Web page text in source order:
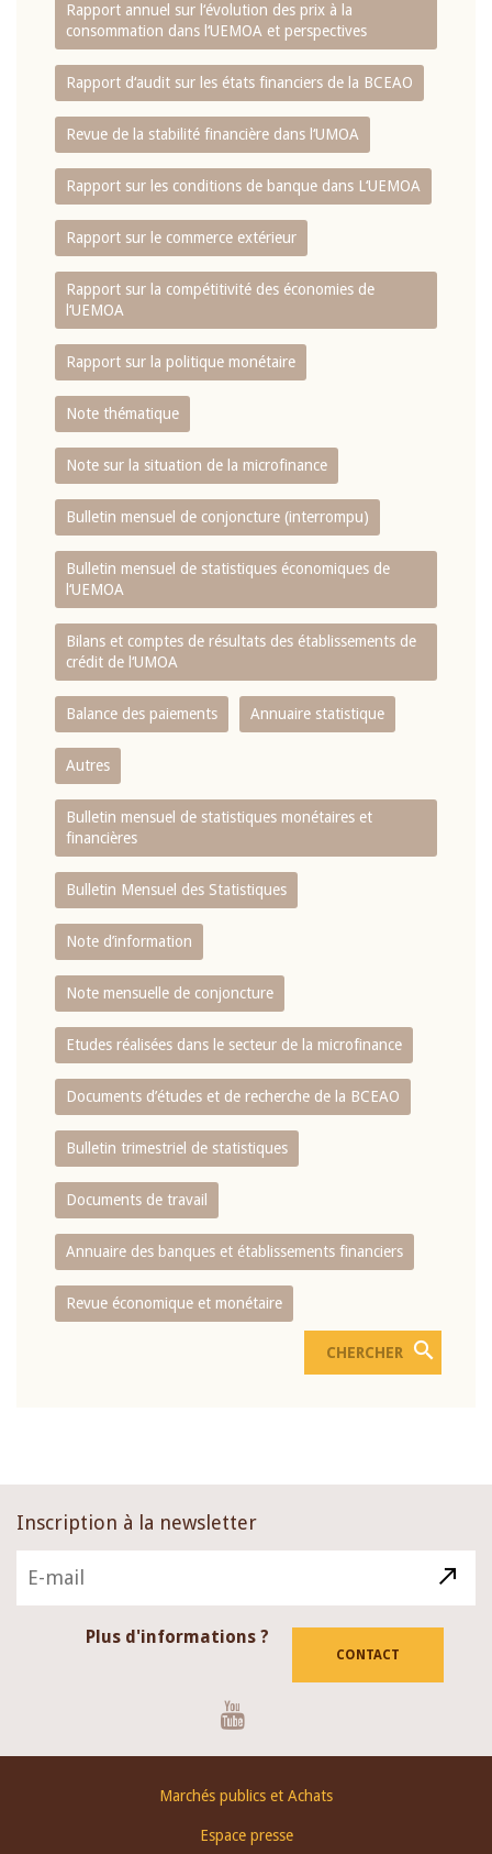
Rapport annuel sur l‘évolution des prix à la
consommation dans l‘UEMOA et perspectives
Rapport d‘audit sur les états financiers de la BCEAO
Revue de la stabilité financière dans l‘UMOA
Rapport sur les conditions de banque dans L‘UEMOA
Rapport sur le commerce extérieur
Rapport sur la compétitivité des économies de
l‘UEMOA
Rapport sur la politique monétaire
Note thématique
Note sur la situation de la microfinance
Bulletin mensuel de conjoncture (interrompu)
Bulletin mensuel de statistiques économiques de
l‘UEMOA
Bilans et comptes de résultats des établissements de
crédit de l‘UMOA
Balance des paiements Annuaire statistique
Autres
Bulletin mensuel de statistiques monétaires et
financières
Bulletin Mensuel des Statistiques
Note d’information
Note mensuelle de conjoncture
Etudes réalisées dans le secteur de la microfinance
Documents d’études et de recherche de la BCEAO
Bulletin trimestriel de statistiques
Documents de travail
Annuaire des banques et établissements financiers
Revue économique et monétaire
Inscription à la newsletter
Plus d'informations ?
CONTACT
Marchés publics et Achats
Espace presse